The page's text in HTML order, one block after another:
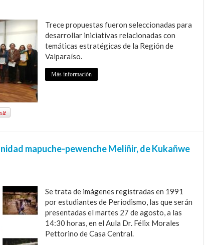
Trece propuestas fueron seleccionadas para
desarrollar iniciativas relacionadas con
temáticas estratégicas de la Región de
Valparaíso.
Más información
mapuche-pewenche Meliñir, de Kukañwe
Se trata de imágenes registradas en 1991
por estudiantes de Periodismo, las que serán
presentadas el martes 27 de agosto, a las
14:30 horas, en el Aula Dr. Félix Morales
Pettorino de Casa Central.